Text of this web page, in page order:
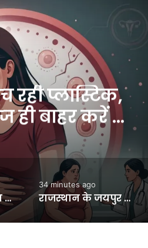
प्लास्टिक,
ही बाहर करें ये
नेपाल PM बालेन सोमवार को पहले भारतीय राजदूत से मिलेंगे:बाद में चीन के दूत से बात होगी, अगले दिन अमेरिकी अधिकारी से वन-टू-वन बैठक- INA NEWS
34 minutes ago
राजस्थान के जयपुर सहित कई शहरों में कॉलोनियां-सड़कें डूबीं:MP में पुल के ऊपर बह रही नर्मदा; दिल्ली में 8 दिन में महीनेभर की बारिश हुई- INA NEWS